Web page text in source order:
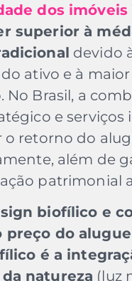
dos imóveis
superior à
devido
ativo e à
No Brasil, a
e serviços
o retorno do
além de
patrimonial
biofílico e
preço do
é a
natureza (luz